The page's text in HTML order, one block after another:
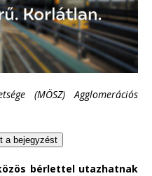
(MÖSZ) Agglomerációs
a bejegyzést
bérlettel utazhatnak